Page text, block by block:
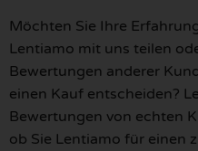
Möchten Sie Ihre
Lentiamo mit uns teilen
Bewertungen anderer
einen Kauf entscheiden?
Bewertungen von echten
ob Sie Lentiamo für einen